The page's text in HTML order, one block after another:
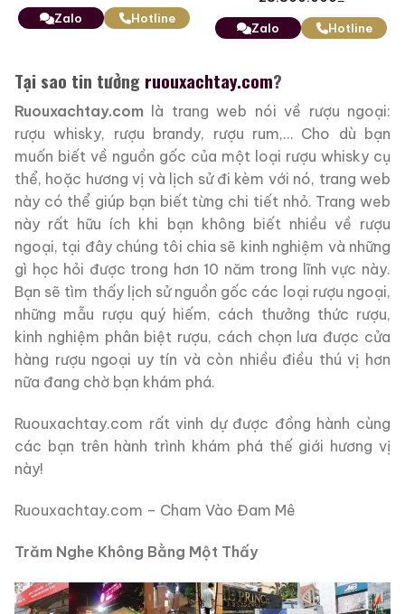
Zalo Hotline
Zalo Hotline
Tại sao tin tưởng ruouxachtay.com?
Ruouxachtay.com là trang web nói về rượu ngoại:
rượu whisky, rượu brandy, rượu rum,… Cho dù bạn
muốn biết về nguồn gốc của một loại rượu whisky cụ
thể, hoặc hương vị và lịch sử đi kèm với nó, trang web
này có thể giúp bạn biết từng chi tiết nhỏ. Trang web
này rất hữu ích khi bạn không biết nhiều về rượu
ngoại, tại đây chúng tôi chia sẽ kinh nghiệm và những
gì học hỏi được trong hơn 10 năm trong lĩnh vực này.
Bạn sẽ tìm thấy lịch sử nguồn gốc các loại rượu ngoại,
những mẫu rượu quý hiếm, cách thưởng thức rượu,
kinh nghiệm phân biệt rượu, cách chọn lưa được cửa
hàng rượu ngoại uy tín và còn nhiều điều thú vị hơn
nữa đang chờ bạn khám phá.
Ruouxachtay.com rất vinh dự được đồng hành cùng
các bạn trên hành trình khám phá thế giới hương vị
này!
Ruouxachtay.com – Cham Vào Đam Mê
Trăm Nghe Không Bằng Một Thấy